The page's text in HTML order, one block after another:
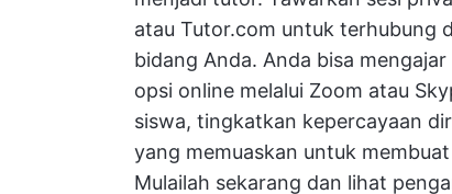
atau Tutor.com untuk terhubung
bidang Anda. Anda bisa
opsi online melalui Zoom atau
siswa, tingkatkan kepercayaan
yang memuaskan untuk
Mulailah sekarang dan lihat